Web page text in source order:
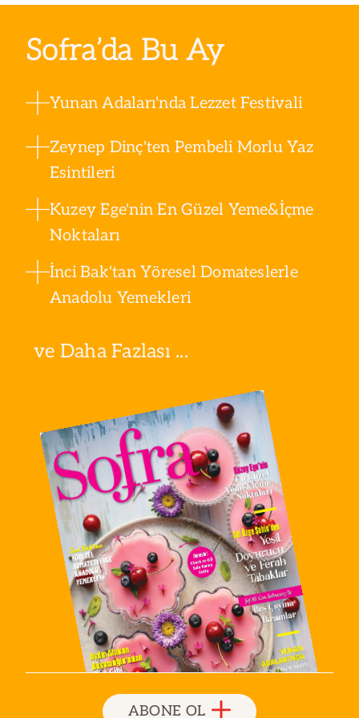
Sofra’da Bu Ay
Yunan Adaları'nda Lezzet Festivali
Zeynep Dinç'ten Pembeli Morlu Yaz
Esintileri
Kuzey Ege'nin En Güzel Yeme&İçme
Noktaları
İnci Bak'tan Yöresel Domateslerle
Anadolu Yemekleri
ve Daha Fazlası ...
ABONE OL